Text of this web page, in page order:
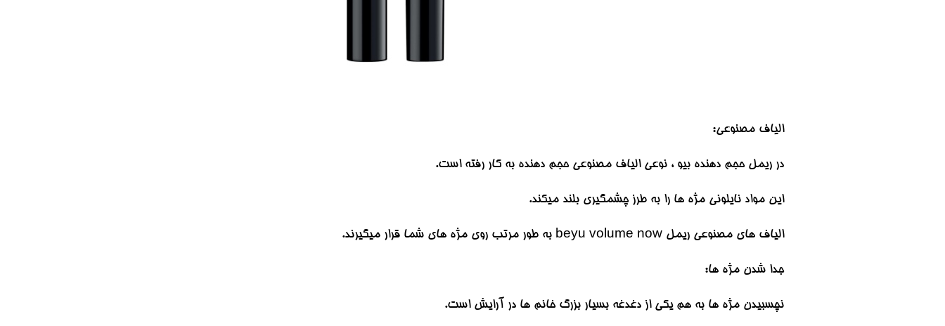
الیاف مصنوعی:
در ریمل حجم دهنده بیو ، نوعی الیاف مصنوعی حجم دهنده به کار رفته است.
این مواد نایلونی مژه ها را به طرز چشمگیری بلند میکند.
الیاف های مصنوعی ریمل beyu volume now به طور مرتب روی مژه های شما قرار میگیرند.
جدا شدن مژه ها:
نچسبیدن مژه ها به هم یکی از دغدغه بسیار بزرگ خانم ها در آرایش است.